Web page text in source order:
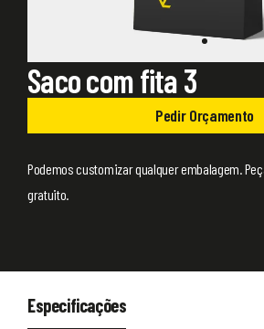
Saco com fita 3
Pedir Orçamento
Podemos customizar qualquer embalagem.
gratuito.
Especificações